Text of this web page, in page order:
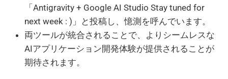
「Antigravity + Google AI Studio Stay tuned for
next week : )」と投稿し、憶測を呼んでいます。
両ツールが統合されることで、よりシームレスな
AIアプリケーション開発体験が提供されることが
期待されます。